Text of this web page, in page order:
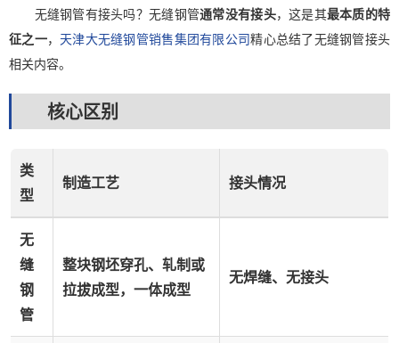
无缝钢管有接头吗？无缝钢管通常没有接头，这是其最本质的特
征之一， 天津大无缝钢管销售集团有限公司精心总结了无缝钢管接头
相关内容。
核心区别
类
型
制造工艺 接头情况
无
缝
钢
管
整块钢坯穿孔、轧制或
拉拔成型，一体成型
无焊缝、无接头